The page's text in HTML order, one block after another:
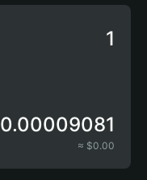
0.00009081
≈ $0.00